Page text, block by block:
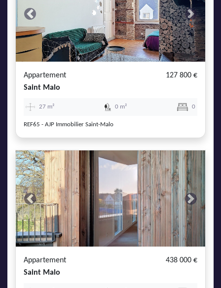
Previous Next
Appartement
127 800 €
Saint Malo
27 m² 0 m² 0
REF65 - AJP Immobilier Saint-Malo
Previous Next
Appartement
438 000 €
Saint Malo